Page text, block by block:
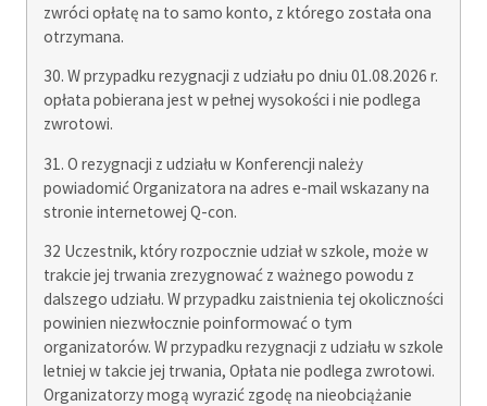
zwróci opłatę na to samo konto, z którego została ona
otrzymana.
30. W przypadku rezygnacji z udziału po dniu 01.08.2026 r.
opłata pobierana jest w pełnej wysokości i nie podlega
zwrotowi.
31. O rezygnacji z udziału w Konferencji należy
powiadomić Organizatora na adres e-mail wskazany na
stronie internetowej Q-con.
32 Uczestnik, który rozpocznie udział w szkole, może w
trakcie jej trwania zrezygnować z ważnego powodu z
dalszego udziału. W przypadku zaistnienia tej okoliczności
powinien niezwłocznie poinformować o tym
organizatorów. W przypadku rezygnacji z udziału w szkole
letniej w takcie jej trwania, Opłata nie podlega zwrotowi.
Organizatorzy mogą wyrazić zgodę na nieobciążanie